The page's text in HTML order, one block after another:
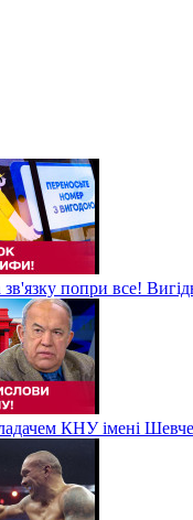
попри все!
КНУ імені